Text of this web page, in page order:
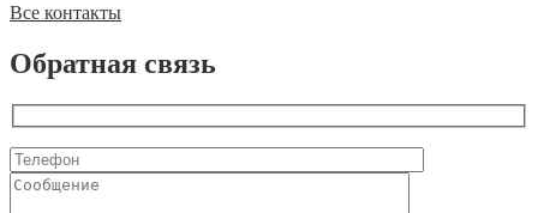
Все контакты
Обратная связь